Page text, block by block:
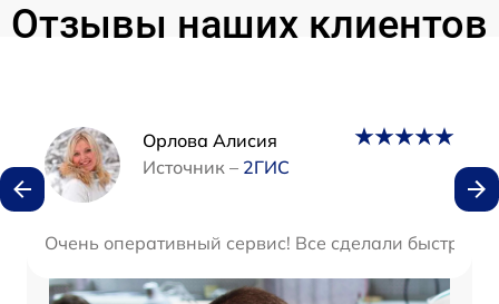
Отзывы наших клиентов
Орлова Алисия
Источник – 2ГИС
Очень оперативный сервис! Все сделали быстро
Наши мастера